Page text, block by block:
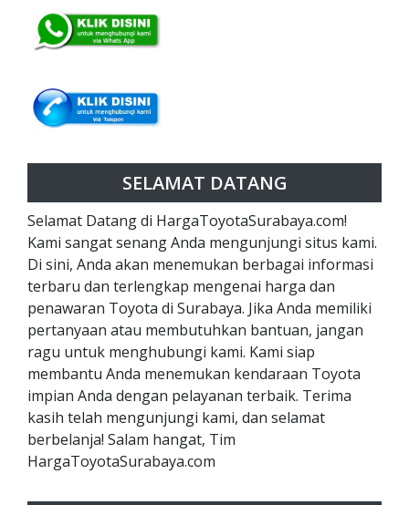
SELAMAT DATANG
Selamat Datang di HargaToyotaSurabaya.com!
Kami sangat senang Anda mengunjungi situs kami.
Di sini, Anda akan menemukan berbagai informasi
terbaru dan terlengkap mengenai harga dan
penawaran Toyota di Surabaya. Jika Anda memiliki
pertanyaan atau membutuhkan bantuan, jangan
ragu untuk menghubungi kami. Kami siap
membantu Anda menemukan kendaraan Toyota
impian Anda dengan pelayanan terbaik. Terima
kasih telah mengunjungi kami, dan selamat
berbelanja! Salam hangat, Tim
HargaToyotaSurabaya.com